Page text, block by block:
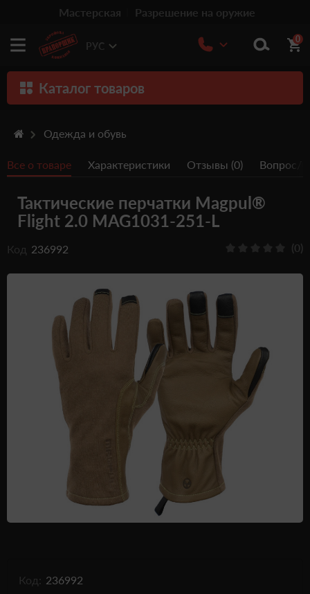
Мастерская Разрешение на оружие
РУС
0
Каталог товаров
Травматическое оружие
Пистолеты
Оптика
Тюнинг
Релоадинг патронов
Одежда и обувь
Дроны (БПЛА)
Подарочные Сертификати
Одежда и обувь
Все о товаре Характеристики Отзывы (0) Вопрос/
Тактические перчатки Magpul®
Flight 2.0 MAG1031-251-L
Код 236992 (0)
Код: 236992